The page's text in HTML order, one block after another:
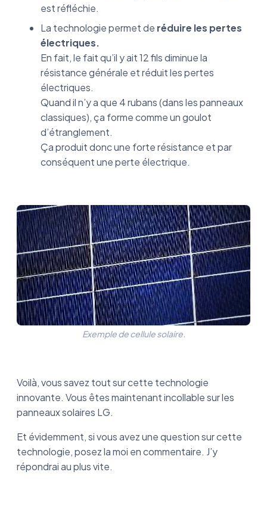
est réfléchie.
La technologie permet de réduire les pertes
électriques.
En fait, le fait qu’il y ait 12 fils diminue la
résistance générale et réduit les pertes
électriques.
Quand il n’y a que 4 rubans (dans les panneaux
classiques), ça forme comme un goulot
d’étranglement.
Ça produit donc une forte résistance et par
conséquent une perte électrique.
Exemple de cellule solaire.
Voilà, vous savez tout sur cette technologie
innovante. Vous êtes maintenant incollable sur les
panneaux solaires LG.
Et évidemment, si vous avez une question sur cette
technologie, posez la moi en commentaire. J’y
répondrai au plus vite.